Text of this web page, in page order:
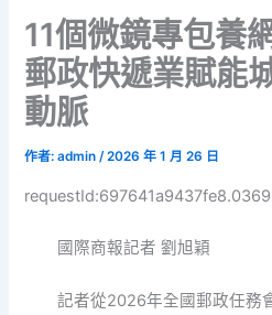
11個微鏡專包養
郵政快遞業賦能
動脈
作者:admin/2026 年 1 月 26 日
國際商報記者 劉旭穎
記者從2026年全國郵政任務